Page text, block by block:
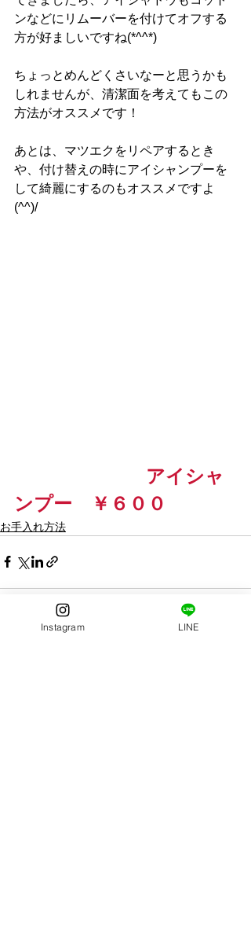
ンなどにリムーバーを付けてオフする
方が好ましいですね(*^^*)
ちょっとめんどくさいなーと思うかも
しれませんが、清潔面を考えてもこの
方法がオススメです！
あとは、マツエクをリペアするとき
や、付け替えの時にアイシャンプーを
して綺麗にするのもオススメですよ
(^^)/
アイシャ
ンプー　￥６００
お手入れ方法
Instagram LINE